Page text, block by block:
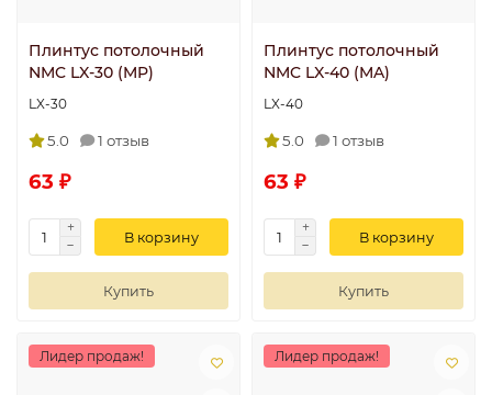
Плинтус потолочный
NMC LX-30 (MP)
LX-30
5.0 1 отзыв
63 ₽
В корзину
Купить
Плинтус потолочный
NMC LX-40 (MA)
LX-40
5.0 1 отзыв
63 ₽
В корзину
Купить
Лидер продаж! Лидер продаж!